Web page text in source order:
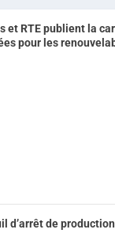
et RTE publient la
pour les
d’arrêt de